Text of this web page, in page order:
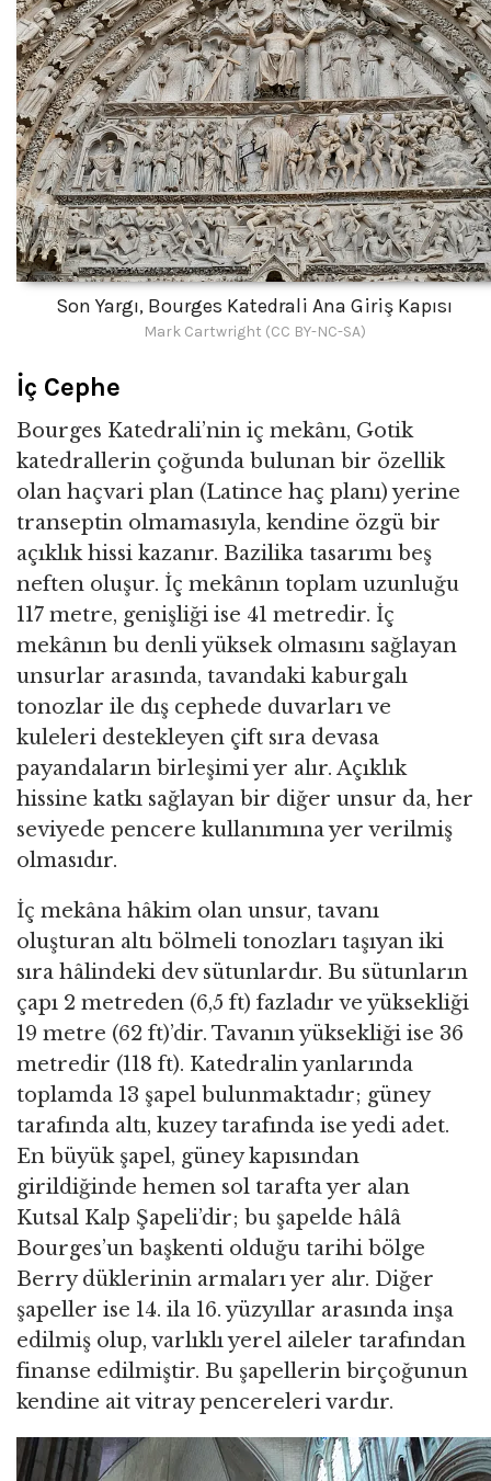
Son Yargı, Bourges Katedrali Ana Giriş Kapısı
Mark Cartwright (CC BY-NC-SA)
İç Cephe
Bourges Katedrali’nin iç mekânı, Gotik
katedrallerin çoğunda bulunan bir özellik
olan haçvari plan (Latince haç planı) yerine
transeptin olmamasıyla, kendine özgü bir
açıklık hissi kazanır. Bazilika tasarımı beş
neften oluşur. İç mekânın toplam uzunluğu
117 metre, genişliği ise 41 metredir. İç
mekânın bu denli yüksek olmasını sağlayan
unsurlar arasında, tavandaki kaburgalı
tonozlar ile dış cephede duvarları ve
kuleleri destekleyen çift sıra devasa
payandaların birleşimi yer alır. Açıklık
hissine katkı sağlayan bir diğer unsur da, her
seviyede pencere kullanımına yer verilmiş
olmasıdır.
İç mekâna hâkim olan unsur, tavanı
oluşturan altı bölmeli tonozları taşıyan iki
sıra hâlindeki dev sütunlardır. Bu sütunların
çapı 2 metreden (6,5 ft) fazladır ve yüksekliği
19 metre (62 ft)’dir. Tavanın yüksekliği ise 36
metredir (118 ft). Katedralin yanlarında
toplamda 13 şapel bulunmaktadır; güney
tarafında altı, kuzey tarafında ise yedi adet.
En büyük şapel, güney kapısından
girildiğinde hemen sol tarafta yer alan
Kutsal Kalp Şapeli’dir; bu şapelde hâlâ
Bourges’un başkenti olduğu tarihi bölge
Berry düklerinin armaları yer alır. Diğer
şapeller ise 14. ila 16. yüzyıllar arasında inşa
edilmiş olup, varlıklı yerel aileler tarafından
finanse edilmiştir. Bu şapellerin birçoğunun
kendine ait vitray pencereleri vardır.